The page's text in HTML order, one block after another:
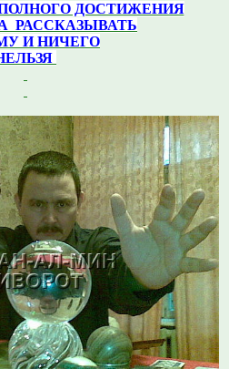
ДОСТИЖЕНИЯ
РАССКАЗЫВАТЬ
И НИЧЕГО